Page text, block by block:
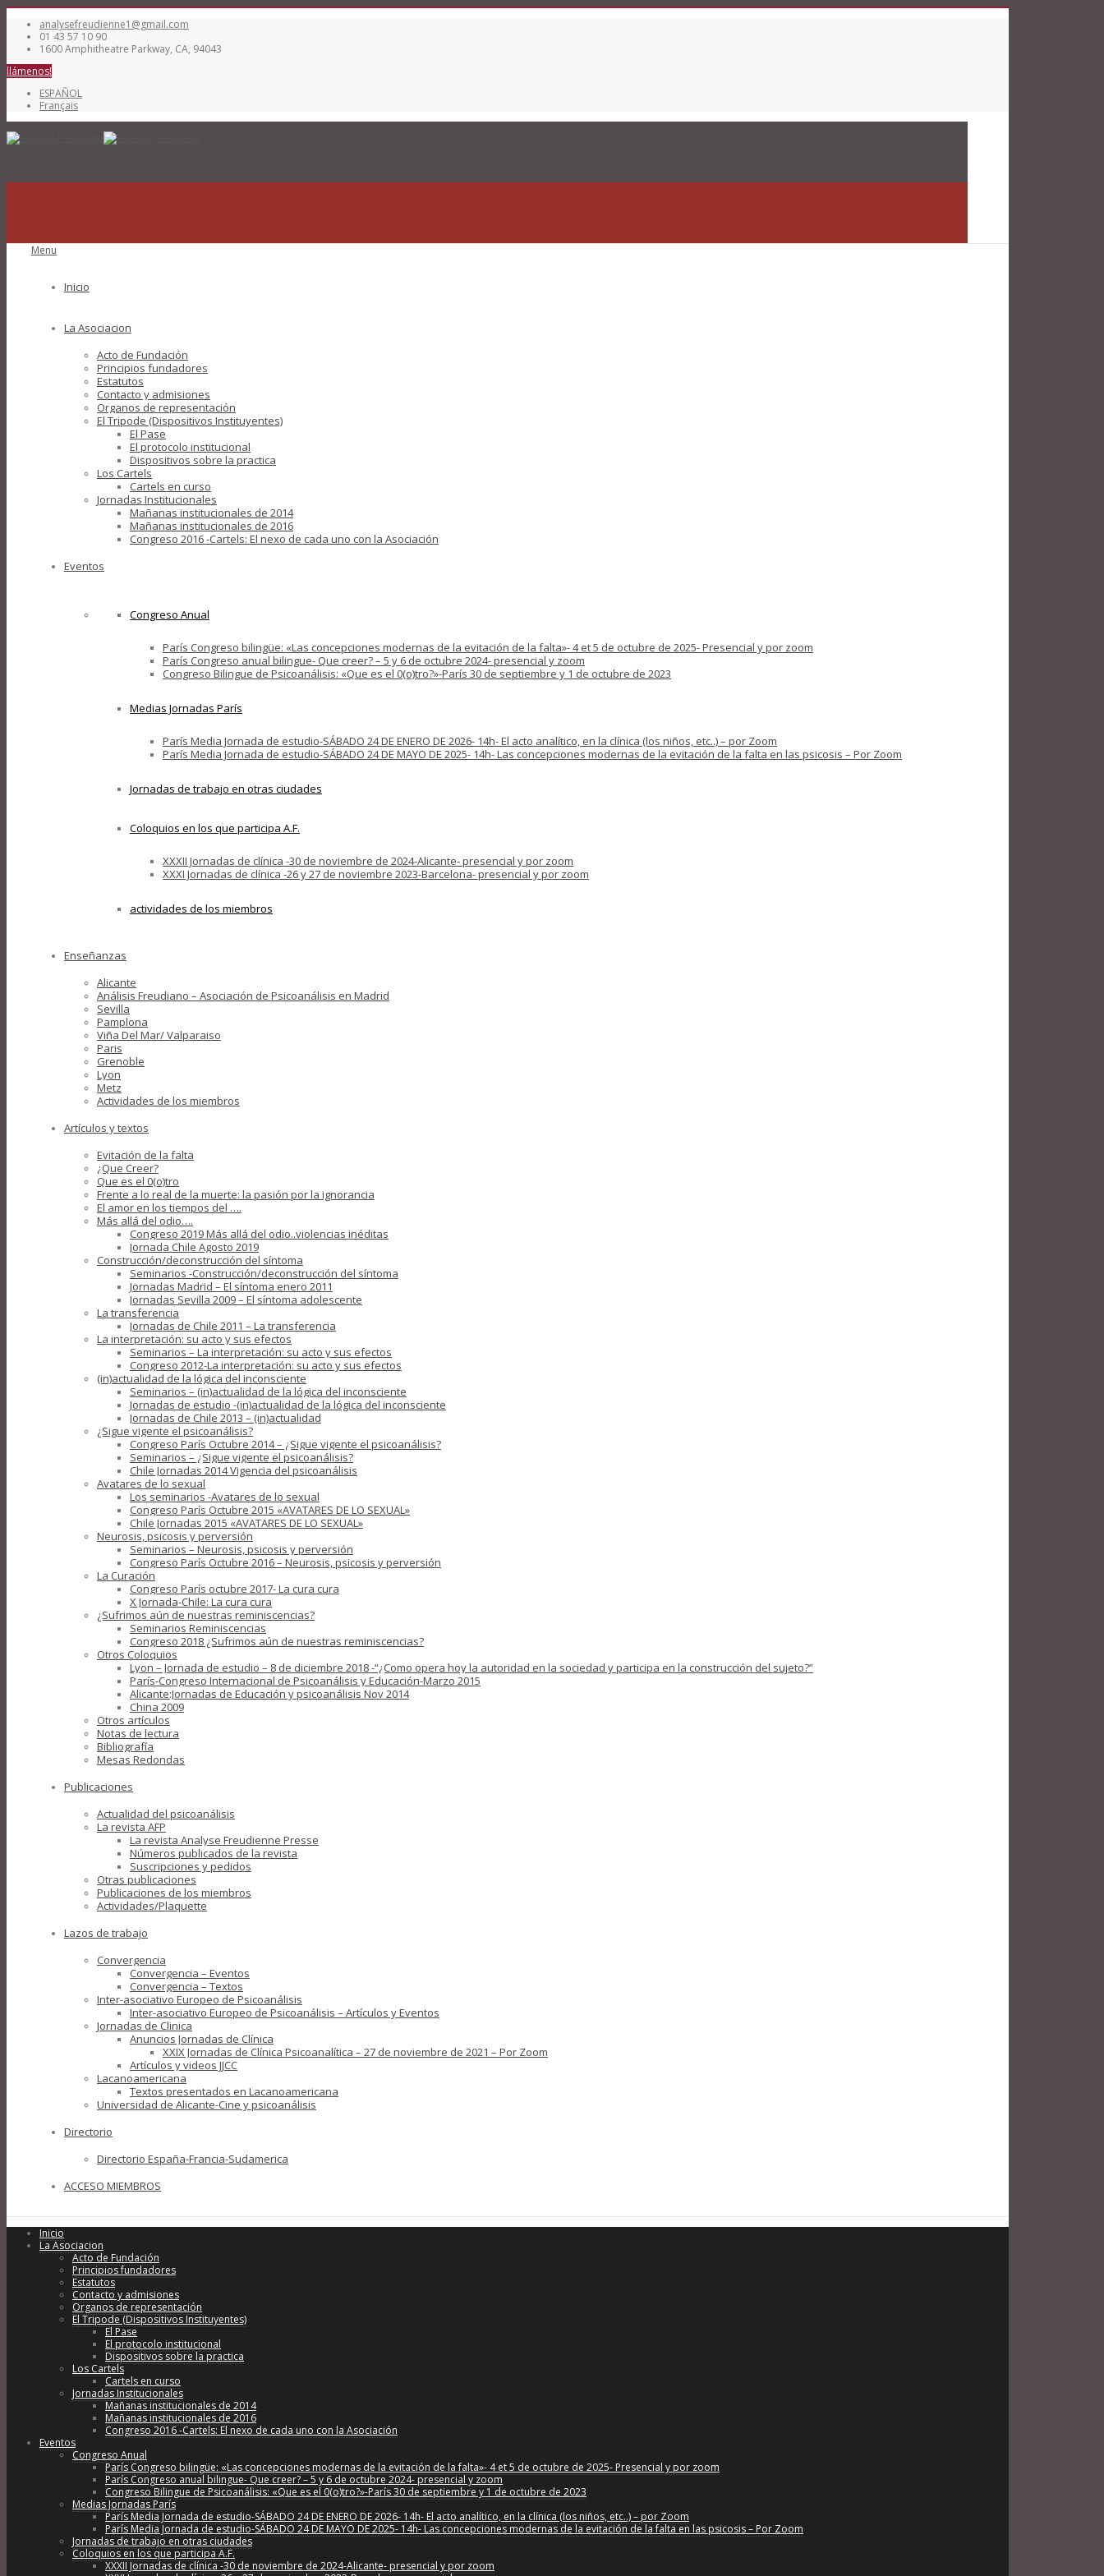
analysefreudienne1@gmail.com
01 43 57 10 90
1600 Amphitheatre Parkway, CA, 94043
llámenos!
ESPAÑOL
Français
Menu
Inicio
La Asociacion
Acto de Fundación
Principios fundadores
Estatutos
Contacto y admisiones
Organos de representación
El Tripode (Dispositivos Instituyentes)
El Pase
El protocolo institucional
Dispositivos sobre la practica
Los Cartels
Cartels en curso
Jornadas Institucionales
Mañanas institucionales de 2014
Mañanas institucionales de 2016
Congreso 2016 -Cartels: El nexo de cada uno con la Asociación
Eventos
Congreso Anual
París Congreso bilingüe: «Las concepciones modernas de la evitación de la falta»- 4 et 5 de octubre de 2025- Presencial y por zoom
París Congreso anual bilingue- Que creer? – 5 y 6 de octubre 2024- presencial y zoom
Congreso Bilingue de Psicoanálisis: «Que es el 0(o)tro?»-París 30 de septiembre y 1 de octubre de 2023
Medias Jornadas París
París Media Jornada de estudio-SÁBADO 24 DE ENERO DE 2026- 14h- El acto analítico, en la clínica (los niños, etc..) – por Zoom
París Media Jornada de estudio-SÁBADO 24 DE MAYO DE 2025- 14h- Las concepciones modernas de la evitación de la falta en las psicosis – Por Zoom
Jornadas de trabajo en otras ciudades
Coloquios en los que participa A.F.
XXXII Jornadas de clínica -30 de noviembre de 2024-Alicante- presencial y por zoom
XXXI Jornadas de clínica -26 y 27 de noviembre 2023-Barcelona- presencial y por zoom
actividades de los miembros
Enseñanzas
Alicante
Análisis Freudiano – Asociación de Psicoanálisis en Madrid
Sevilla
Pamplona
Viña Del Mar/ Valparaiso
Paris
Grenoble
Lyon
Metz
Actividades de los miembros
Artículos y textos
Evitación de la falta
¿Que Creer?
Que es el 0(o)tro
Frente a lo real de la muerte: la pasión por la ignorancia
El amor en los tiempos del ….
Más allá del odio….
Congreso 2019 Más allá del odio..violencias inéditas
Jornada Chile Agosto 2019
Construcción/deconstrucción del síntoma
Seminarios -Construcción/deconstrucción del síntoma
Jornadas Madrid – El síntoma enero 2011
Jornadas Sevilla 2009 – El síntoma adolescente
La transferencia
Jornadas de Chile 2011 – La transferencia
La interpretación: su acto y sus efectos
Seminarios – La interpretación: su acto y sus efectos
Congreso 2012-La interpretación: su acto y sus efectos
(in)actualidad de la lógica del inconsciente
Seminarios – (in)actualidad de la lógica del inconsciente
Jornadas de estudio -(in)actualidad de la lógica del inconsciente
Jornadas de Chile 2013 – (in)actualidad
¿Sigue vigente el psicoanálisis?
Congreso París Octubre 2014 – ¿Sigue vigente el psicoanálisis?
Seminarios – ¿Sigue vigente el psicoanálisis?
Chile Jornadas 2014 Vigencia del psicoanálisis
Avatares de lo sexual
Los seminarios -Avatares de lo sexual
Congreso París Octubre 2015 «AVATARES DE LO SEXUAL»
Chile Jornadas 2015 «AVATARES DE LO SEXUAL»
Neurosis, psicosis y perversión
Seminarios – Neurosis, psicosis y perversión
Congreso París Octubre 2016 – Neurosis, psicosis y perversión
La Curación
Congreso París octubre 2017- La cura cura
X Jornada-Chile: La cura cura
¿Sufrimos aún de nuestras reminiscencias?
Seminarios Reminiscencias
Congreso 2018 ¿Sufrimos aún de nuestras reminiscencias?
Otros Coloquios
Lyon – Jornada de estudio – 8 de diciembre 2018 -“¿Como opera hoy la autoridad en la sociedad y participa en la construcción del sujeto?”
París-Congreso Internacional de Psicoanálisis y Educación-Marzo 2015
Alicante:Jornadas de Educación y psicoanálisis Nov 2014
China 2009
Otros artículos
Notas de lectura
Bibliografía
Mesas Redondas
Publicaciones
Actualidad del psicoanálisis
La revista AFP
La revista Analyse Freudienne Presse
Números publicados de la revista
Suscripciones y pedidos
Otras publicaciones
Publicaciones de los miembros
Actividades/Plaquette
Lazos de trabajo
Convergencia
Convergencia – Eventos
Convergencia – Textos
Inter-asociativo Europeo de Psicoanálisis
Inter-asociativo Europeo de Psicoanálisis – Artículos y Eventos
Jornadas de Clinica
Anuncios Jornadas de Clínica
XXIX Jornadas de Clínica Psicoanalítica – 27 de noviembre de 2021 – Por Zoom
Artículos y videos JJCC
Lacanoamericana
Textos presentados en Lacanoamericana
Universidad de Alicante-Cine y psicoanálisis
Directorio
Directorio España-Francia-Sudamerica
ACCESO MIEMBROS
Inicio
La Asociacion
Acto de Fundación
Principios fundadores
Estatutos
Contacto y admisiones
Organos de representación
El Tripode (Dispositivos Instituyentes)
El Pase
El protocolo institucional
Dispositivos sobre la practica
Los Cartels
Cartels en curso
Jornadas Institucionales
Mañanas institucionales de 2014
Mañanas institucionales de 2016
Congreso 2016 -Cartels: El nexo de cada uno con la Asociación
Eventos
Congreso Anual
París Congreso bilingüe: «Las concepciones modernas de la evitación de la falta»- 4 et 5 de octubre de 2025- Presencial y por zoom
París Congreso anual bilingue- Que creer? – 5 y 6 de octubre 2024- presencial y zoom
Congreso Bilingue de Psicoanálisis: «Que es el 0(o)tro?»-París 30 de septiembre y 1 de octubre de 2023
Medias Jornadas París
París Media Jornada de estudio-SÁBADO 24 DE ENERO DE 2026- 14h- El acto analítico, en la clínica (los niños, etc..) – por Zoom
París Media Jornada de estudio-SÁBADO 24 DE MAYO DE 2025- 14h- Las concepciones modernas de la evitación de la falta en las psicosis – Por Zoom
Jornadas de trabajo en otras ciudades
Coloquios en los que participa A.F.
XXXII Jornadas de clínica -30 de noviembre de 2024-Alicante- presencial y por zoom